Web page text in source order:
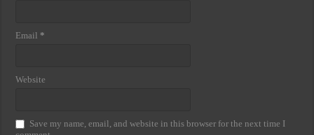
Email *
Website
Save my name, email, and website in this browser for the next time I